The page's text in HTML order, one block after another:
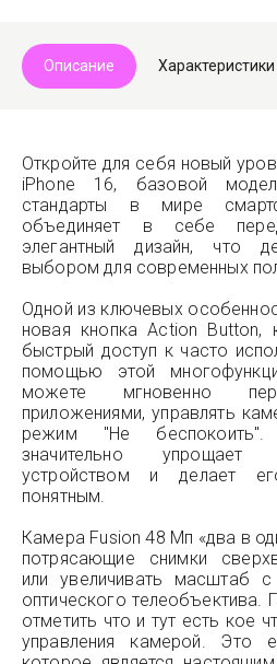
Описание Характеристики
Откройте для себя новый
iPhone 16, базовой
стандарты в мире
объединяет в себе
элегантный дизайн, что
выбором для современных
Одной из ключевых
новая кнопка Action Button,
быстрый доступ к часто
помощью этой
можете мгновенно
приложениями, управлять
режим "Не беспокоить".
значительно упрощает
устройством и делает
понятным.
Камера Fusion 48 Мп «два в
потрясающие снимки
или увеличивать масштаб
оптического телеобъектива.
отметить что и тут есть кое
управления камерой. Это